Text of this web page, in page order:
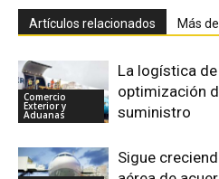
Artículos relacionados Más
Comercio
Exterior y
Aduanas
La logística
optimización
suministro
Sigue